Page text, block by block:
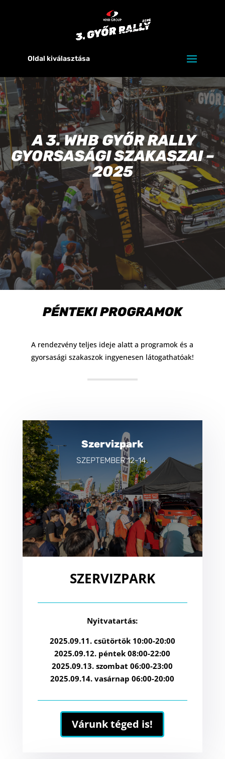
Oldal kiválasztása
A 3. WHB GYŐR RALLY
GYORSASÁGI SZAKASZAI –
2025
PÉNTEKI PROGRAMOK
A rendezvény teljes ideje alatt a programok és a
gyorsasági szakaszok ingyenesen látogathatóak!
Szervizpark
SZEPTEMBER 12-14.
SZERVIZPARK
Nyitvatartás:
2025.09.11. csütörtök 10:00-20:00
2025.09.12. péntek 08:00-22:00
2025.09.13. szombat 06:00-23:00
2025.09.14. vasárnap 06:00-20:00
Várunk téged is!